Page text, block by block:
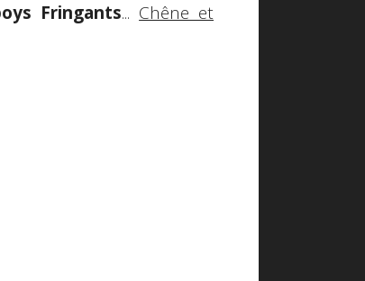
Fringants... Chêne et